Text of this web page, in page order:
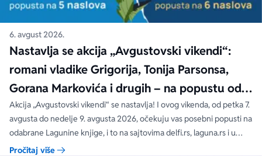
6. avgust 2026.
Nastavlja se akcija „Avgustovski vikendi“:
romani vladike Grigorija, Tonija Parsonsa,
Gorana Markovića i drugih – na popustu od
čak 40, 50 i 60%
Akcija „Avgustovski vikendi“ se nastavlja! I ovog vikenda, od petka 7.
avgusta do nedelje 9. avgusta 2026, očekuju vas posebni popusti na
odabrane Lagunine knjige, i to na sajtovima delfi.rs, laguna.rs i u
svim Delfi knjižarama.
Pročitaj više